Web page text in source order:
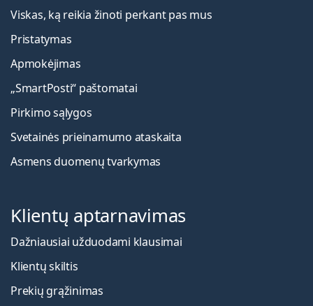
Viskas, ką reikia žinoti perkant pas mus
Pristatymas
Apmokėjimas
„SmartPosti“ paštomatai
Pirkimo sąlygos
Svetainės prieinamumo ataskaita
Asmens duomenų tvarkymas
Klientų aptarnavimas
Dažniausiai užduodami klausimai
Klientų skiltis
Prekių grąžinimas